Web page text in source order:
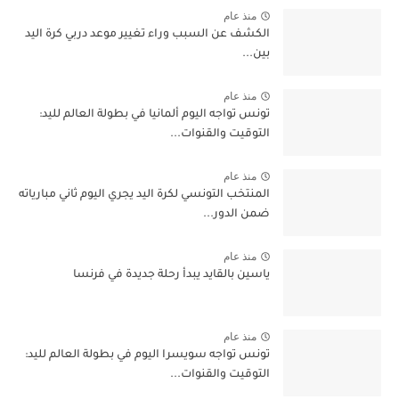
منذ عام
الكشف عن السبب وراء تغيير موعد دربي كرة اليد
بين...
منذ عام
تونس تواجه اليوم ألمانيا في بطولة العالم لليد:
التوقيت والقنوات...
منذ عام
المنتخب التونسي لكرة اليد يجري اليوم ثاني مبارياته
ضمن الدور...
منذ عام
ياسين بالقايد يبدأ رحلة جديدة في فرنسا
منذ عام
تونس تواجه سويسرا اليوم في بطولة العالم لليد:
التوقيت والقنوات...